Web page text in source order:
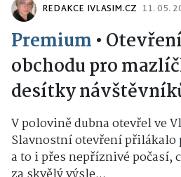
REDAKCE IVLASIM.CZ 11. 05.
Premium •
obchodu pro
desítky
V polovině dubna otevřel ve
Slavnostní otevření přilákalo
a to i přes nepříznivé počasí,